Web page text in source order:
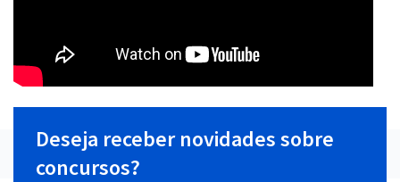
Deseja receber novidades sobre
concursos?